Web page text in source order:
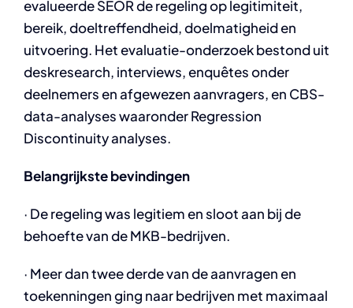
evalueerde SEOR de regeling op legitimiteit,
bereik, doeltreffendheid, doelmatigheid en
uitvoering. Het evaluatie-onderzoek bestond uit
deskresearch, interviews, enquêtes onder
deelnemers en afgewezen aanvragers, en CBS-
data-analyses waaronder Regression
Discontinuity analyses.
Belangrijkste bevindingen
· De regeling was legitiem en sloot aan bij de
behoefte van de MKB-bedrijven.
· Meer dan twee derde van de aanvragen en
toekenningen ging naar bedrijven met maximaal